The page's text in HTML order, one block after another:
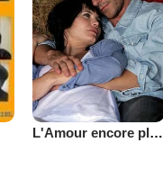
L'Amour encore plus vache